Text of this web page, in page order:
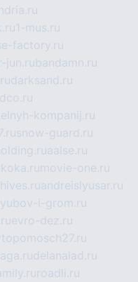
1-mus.ru
factory.ru
jun.rubandamn.ru
darksand.ru
kompanij.ru
snow-guard.ru
aalse.ru
movie-one.ru
andreislyusar.ru
i-grom.ru
evro-dez.ru
delanalad.ru
roadli.ru